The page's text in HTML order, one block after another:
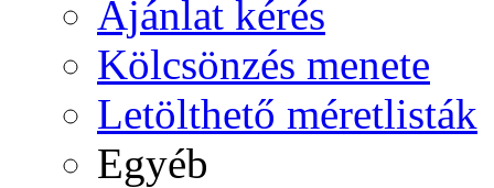
Ajánlat kérés
Kölcsönzés menete
Letölthető méretlisták
Egyéb